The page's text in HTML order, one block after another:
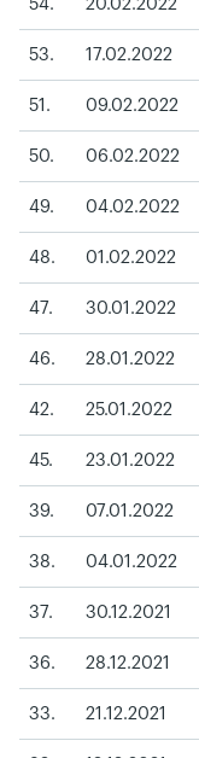
54. 20.02.2022
53. 17.02.2022
51. 09.02.2022
50. 06.02.2022
49. 04.02.2022
48. 01.02.2022
47. 30.01.2022
46. 28.01.2022
42. 25.01.2022
45. 23.01.2022
39. 07.01.2022
38. 04.01.2022
37. 30.12.2021
36. 28.12.2021
33. 21.12.2021